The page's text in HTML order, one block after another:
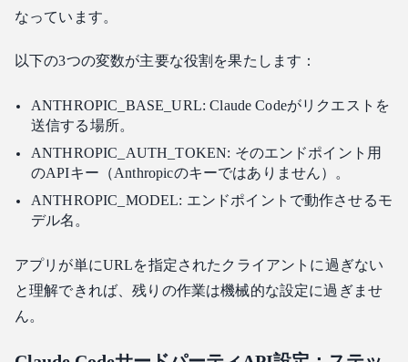
なっています。
以下の3つの変数が主要な役割を果たします：
ANTHROPIC_BASE_URL: Claude Codeがリクエストを
送信する場所。
ANTHROPIC_AUTH_TOKEN: そのエンドポイント用
のAPIキー（Anthropicのキーではありません）。
ANTHROPIC_MODEL: エンドポイントで動作させるモ
デル名。
アプリが単にURLを指定されたクライアントに過ぎない
と理解できれば、残りの作業は機械的な設定に過ぎませ
ん。